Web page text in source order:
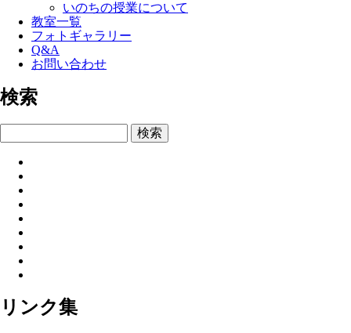
いのちの授業について
教室一覧
フォトギャラリー
Q&A
お問い合わせ
検索
検索
リンク集